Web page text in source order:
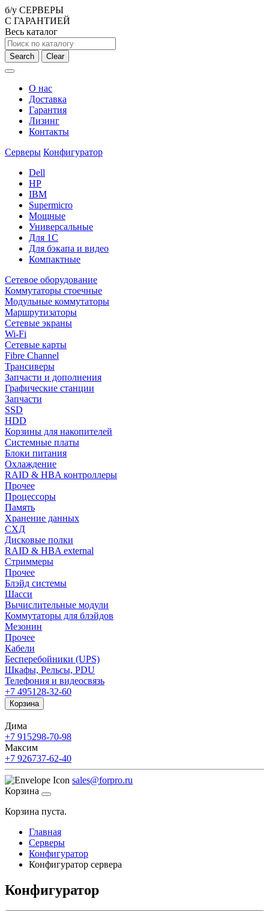
б/у СЕРВЕРЫ
С ГАРАНТИЕЙ
Весь каталог
Search Clear
О нас
Доставка
Гарантия
Лизинг
Контакты
Серверы Конфигуратор
Dell
HP
IBM
Supermicro
Мощные
Универсальные
Для 1С
Для бэкапа и видео
Компактные
Сетевое оборудование
Коммутаторы стоечные
Модульные коммутаторы
Маршрутизаторы
Сетевые экраны
Wi-Fi
Сетевые карты
Fibre Channel
Трансиверы
Запчасти и дополнения
Графические станции
Запчасти
SSD
HDD
Корзины для накопителей
Системные платы
Блоки питания
Охлаждение
RAID & HBA контроллеры
Прочее
Процессоры
Память
Хранение данных
СХД
Дисковые полки
RAID & HBA external
Стриммеры
Прочее
Блэйд системы
Шасси
Вычислительные модули
Коммутаторы для блэйдов
Мезонин
Прочее
Кабели
Бесперебойники (UPS)
Шкафы, Рельсы, PDU
Телефония и видеосвязь
+7 495128-32-60
Корзина
Дима
+7 915298-70-98
Максим
+7 926737-62-40
sales@forpro.ru
Корзина
Корзина пуста.
Главная
Серверы
Конфигуратор
Конфигуратор сервера
Конфигуратор